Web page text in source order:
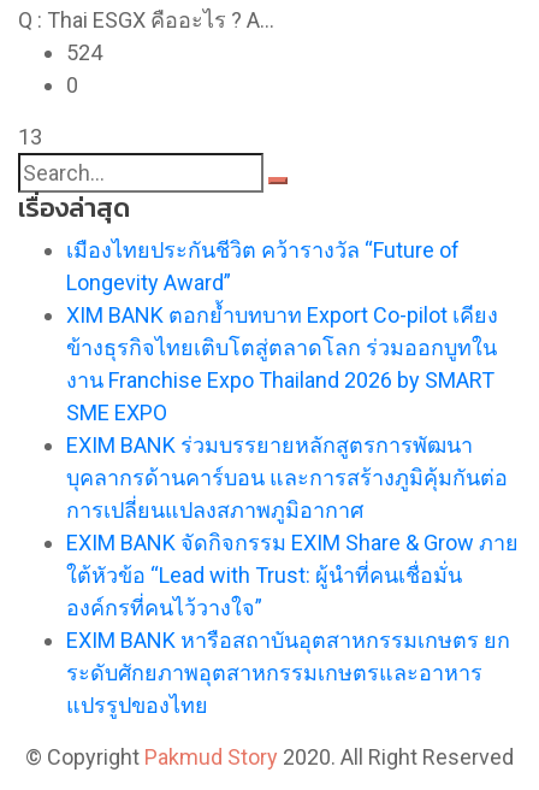
Q : Thai ESGX คืออะไร ? A…
524
0
13
เรื่องล่าสุด
เมืองไทยประกันชีวิต คว้ารางวัล “Future of
Longevity Award”
XIM BANK ตอกย้ำบทบาท Export Co-pilot เคียง
ข้างธุรกิจไทยเติบโตสู่ตลาดโลก ร่วมออกบูทใน
งาน Franchise Expo Thailand 2026 by SMART
SME EXPO
EXIM BANK ร่วมบรรยายหลักสูตรการพัฒนา
บุคลากรด้านคาร์บอน และการสร้างภูมิคุ้มกันต่อ
การเปลี่ยนแปลงสภาพภูมิอากาศ
EXIM BANK จัดกิจกรรม EXIM Share & Grow ภาย
ใต้หัวข้อ “Lead with Trust: ผู้นำที่คนเชื่อมั่น
องค์กรที่คนไว้วางใจ”
EXIM BANK หารือสถาบันอุตสาหกรรมเกษตร ยก
ระดับศักยภาพอุตสาหกรรมเกษตรและอาหาร
แปรรูปของไทย
© Copyright Pakmud Story 2020. All Right Reserved